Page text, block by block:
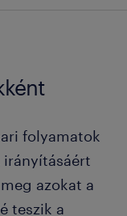
folyamatok
irányításáért
azokat a
teszik a